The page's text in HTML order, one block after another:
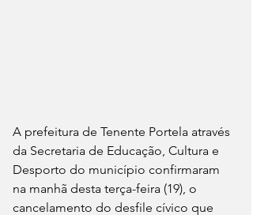
A prefeitura de Tenente Portela através
da Secretaria de Educação, Cultura e
Desporto do município confirmaram
na manhã desta terça-feira (19), o
cancelamento do desfile cívico que